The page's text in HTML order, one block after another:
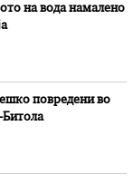
на вода намалено
повредени во
Битола